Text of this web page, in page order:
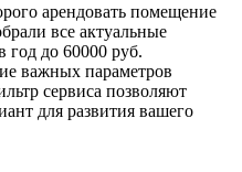
арендовать помещение
все актуальные
год до 60000 руб.
важных параметров
сервиса позволяют
для развития вашего